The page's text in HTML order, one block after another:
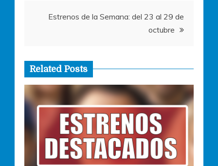
entradas
Estrenos de la Semana: del 23 al 29 de
octubre
Related Posts